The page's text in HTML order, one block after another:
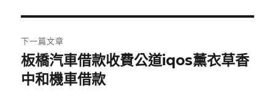
覽
文
章:
下一篇文章
下
一
板橋汽車借款收費公道iqos薰衣草香
中和機車借款